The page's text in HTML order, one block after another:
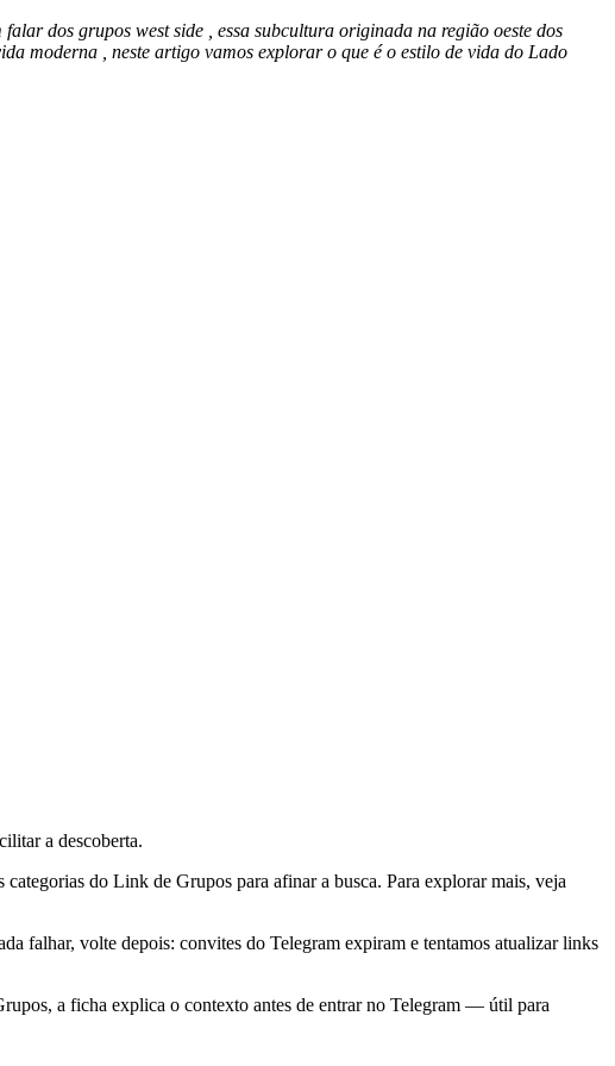
dos grupos west side , essa subcultura originada na região oeste dos
moderna , neste artigo vamos explorar o que é o estilo de vida do Lado
a descoberta.
do Link de Grupos para afinar a busca. Para explorar mais, veja
falhar, volte depois: convites do Telegram expiram e tentamos atualizar links
a ficha explica o contexto antes de entrar no Telegram — útil para